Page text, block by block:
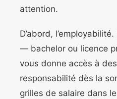
attention.
D’abord,
— bachelor ou licence
vous donne accès à
responsabilité dès la
grilles de salaire dans